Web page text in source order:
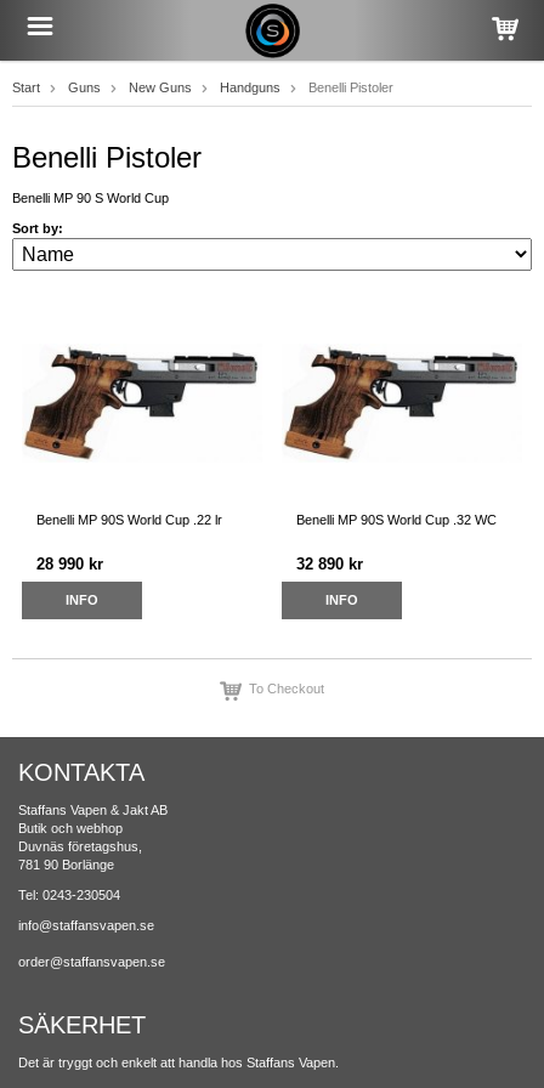
Start Guns New Guns Handguns Benelli Pistoler
Benelli Pistoler
Benelli MP 90 S World Cup
Sort by:
Benelli MP 90S World Cup .22 lr
28 990 kr
INFO
Benelli MP 90S World Cup .32 WC
32 890 kr
INFO
To Checkout
KONTAKTA
Staffans Vapen & Jakt AB
Butik och webhop
Duvnäs företagshus,
781 90 Borlänge
Tel: 0243-230504
info@staffansvapen.se
order@staffansvapen.se
SÄKERHET
Det är tryggt och enkelt att handla hos Staffans Vapen.